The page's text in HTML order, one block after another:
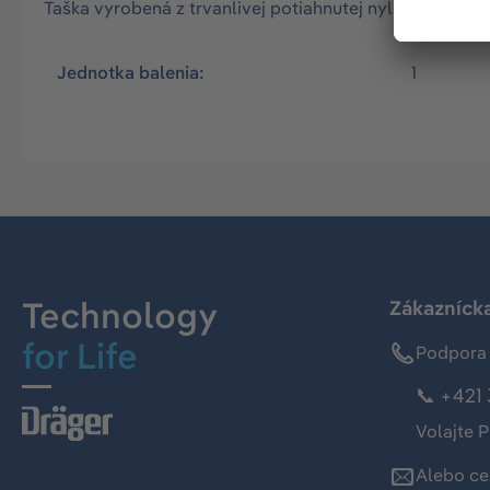
Taška vyrobená z trvanlivej potiahnutej nylonovej
Jednotka balenia: 1
Technology
for Life
📞
Volajte
Alebo